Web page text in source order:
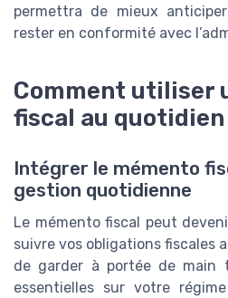
permettra de mieux
rester en conformité avec
Comment utiliser
fiscal au quotidien
Intégrer le mémento
gestion quotidienne
Le mémento fiscal peut
suivre vos obligations fiscales
de garder à portée de main
essentielles sur votre